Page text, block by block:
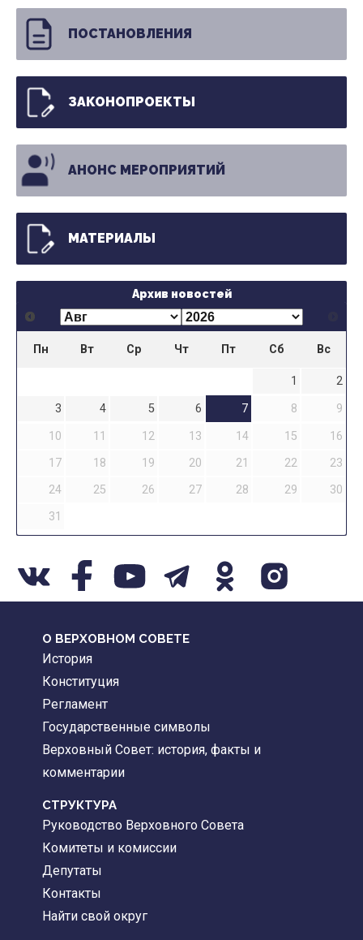
ПОСТАНОВЛЕНИЯ
ЗАКОНОПРОЕКТЫ
АНОНС МЕРОПРИЯТИЙ
МАТЕРИАЛЫ
Архив новостей
Пн Вт Ср Чт Пт Сб Вс
1
2
3
4 5 6 7 8
9
10
11 12 13 14 15
16
17
18 19 20 21 22
23
24
25 26 27 28 29
30
31
О ВЕРХОВНОМ СОВЕТЕ
История
Конституция
Регламент
Государственные символы
Верховный Совет: история, факты и
комментарии
CТРУКТУРА
Руководство Верховного Совета
Комитеты и комиссии
Депутаты
Контакты
Найти свой округ